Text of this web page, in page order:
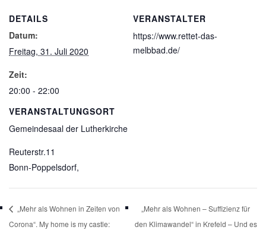
DETAILS
Datum:
Freitag, 31. Juli 2020
Zeit:
20:00 - 22:00
VERANSTALTUNGSORT
Gemeindesaal der Lutherkirche
Reuterstr.11
Bonn-Poppelsdorf,
VERANSTALTER
https://www.rettet-das-
melbbad.de/
„Mehr als Wohnen in Zeiten von
Corona“. My home is my castle:
„Mehr als Wohnen – Suffizienz für
den Klimawandel“ in Krefeld – Und es